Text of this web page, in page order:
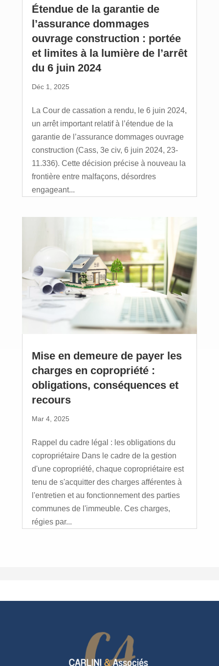
Étendue de la garantie de
l’assurance dommages
ouvrage construction : portée
et limites à la lumière de l’arrêt
du 6 juin 2024
Déc 1, 2025
La Cour de cassation a rendu, le 6 juin 2024,
un arrêt important relatif à l’étendue de la
garantie de l’assurance dommages ouvrage
construction (Cass, 3e civ, 6 juin 2024, 23-
11.336). Cette décision précise à nouveau la
frontière entre malfaçons, désordres
engageant...
Mise en demeure de payer les
charges en copropriété :
obligations, conséquences et
recours
Mar 4, 2025
Rappel du cadre légal : les obligations du
copropriétaire Dans le cadre de la gestion
d'une copropriété, chaque copropriétaire est
tenu de s'acquitter des charges afférentes à
l'entretien et au fonctionnement des parties
communes de l'immeuble. Ces charges,
régies par...